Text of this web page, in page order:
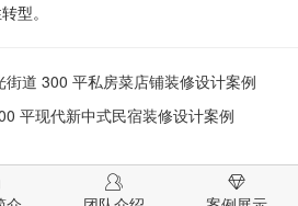
型。
街道 300 平私房菜店铺装修设计案例
平现代新中式民宿装修设计案例